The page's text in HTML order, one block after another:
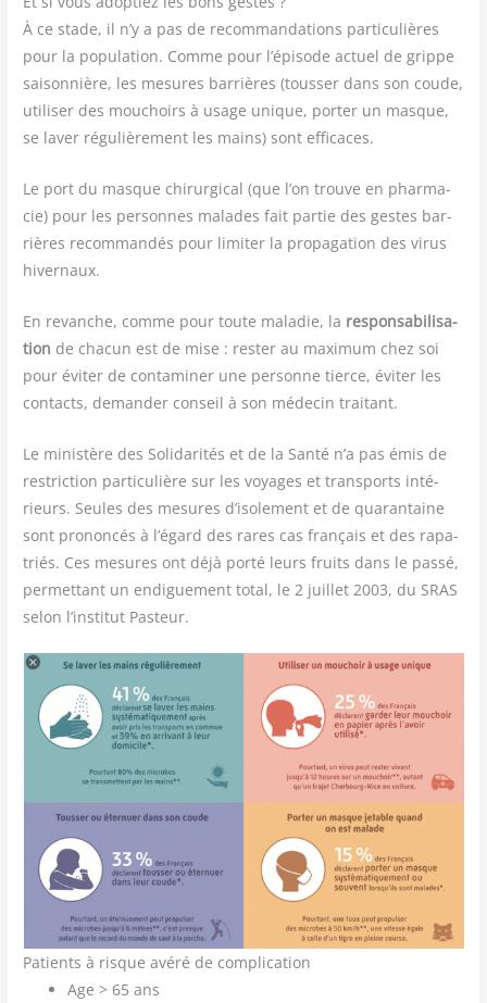
À ce stade, il n’y a pas de recom­man­da­tions par­ti­cu­lières
pour la popu­la­tion. Comme pour l’épisode actuel de grippe
sai­son­nière, les mesures bar­rières (tous­ser dans son coude,
uti­li­ser des mou­choirs à usage unique, por­ter un masque,
se laver régu­liè­re­ment les mains) sont efficaces.
Le port du masque chi­rur­gi­cal (que l’on trouve en phar­ma­
cie) pour les per­sonnes malades fait par­tie des gestes bar­
rières recom­man­dés pour limi­ter la pro­pa­ga­tion des virus
hivernaux.
En revanche, comme pour toute mala­die, la res­pon­sa­bi­li­sa­
tion de cha­cun est de mise : res­ter au maxi­mum chez soi
pour évi­ter de conta­mi­ner une per­sonne tierce, évi­ter les
contacts, deman­der conseil à son méde­cin traitant.
Le minis­tère des Soli­da­ri­tés et de la San­té n’a pas émis de
res­tric­tion par­ti­cu­lière sur les voyages et trans­ports inté­
rieurs. Seules des mesures d’isolement et de qua­ran­taine
sont pro­non­cés à l’égard des rares cas fran­çais et des rapa­
triés. Ces mesures ont déjà por­té leurs fruits dans le pas­sé,
per­met­tant un endi­gue­ment total, le 2 juillet 2003, du SRAS
selon l’institut Pasteur.
Patients à risque avéré de complication
Age > 65 ans